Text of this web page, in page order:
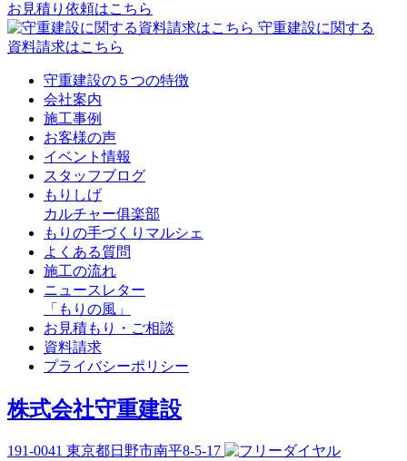
お見積り依頼はこちら
守重建設に関する
資料請求はこちら
守重建設の５つの特徴
会社案内
施工事例
お客様の声
イベント情報
スタッフブログ
もりしげ
カルチャー俱楽部
もりの手づくりマルシェ
よくある質問
施工の流れ
ニュースレター
「もりの風」
お見積もり・ご相談
資料請求
プライバシーポリシー
株式会社守重建設
191-0041 東京都日野市南平8-5-17